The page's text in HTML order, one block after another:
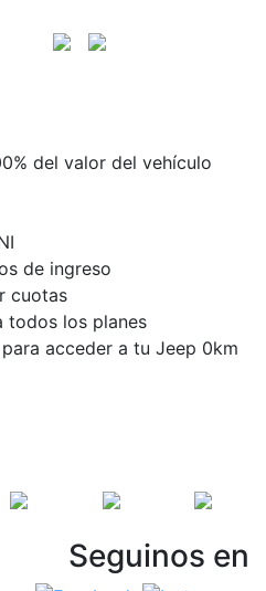
del valor del vehículo
de ingreso
cuotas
todos los planes
acceder a tu Jeep 0km
Seguinos en